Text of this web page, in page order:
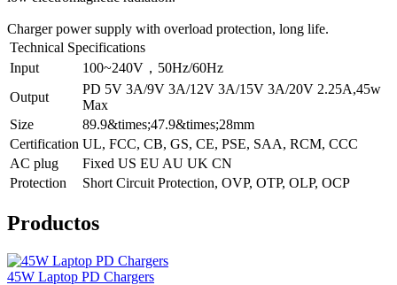
Charger power supply with overload protection, long life.
Technical Specifications
Input
100~240V，50Hz/60Hz
Output
PD 5V 3A/9V 3A/12V 3A/15V 3A/20V 2.25A,45w
Max
Size
89.9&times;47.9&times;28mm
Certification UL, FCC, CB, GS, CE, PSE, SAA, RCM, CCC
AC plug
Fixed US EU AU UK CN
Protection
Short Circuit Protection, OVP, OTP, OLP, OCP
Productos
45W Laptop PD Chargers